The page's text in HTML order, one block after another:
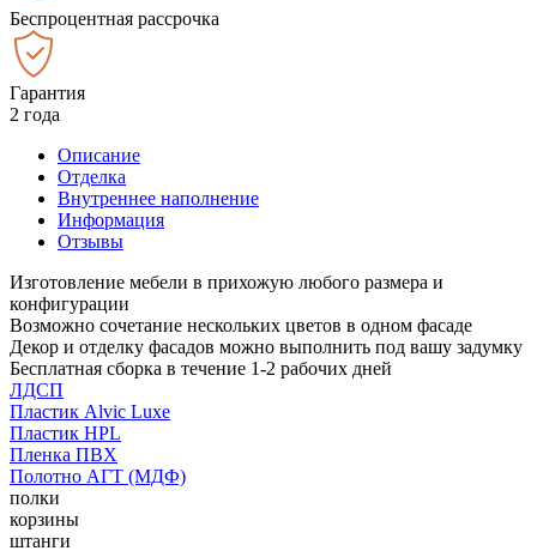
Беспроцентная рассрочка
Гарантия
2 года
Описание
Отделка
Внутреннее наполнение
Информация
Отзывы
Изготовление мебели в прихожую любого размера и
конфигурации
Возможно сочетание нескольких цветов в одном фасаде
Декор и отделку фасадов можно выполнить под вашу задумку
Бесплатная сборка в течение 1-2 рабочих дней
ЛДСП
Пластик Alvic Luxe
Пластик HPL
Пленка ПВХ
Полотно АГТ (МДФ)
полки
корзины
штанги